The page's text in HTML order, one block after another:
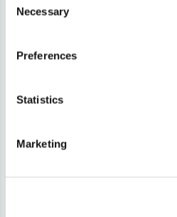
Selection
Necessary
Preferences
Statistics
Marketing